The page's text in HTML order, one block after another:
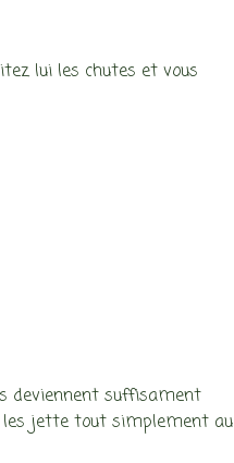
lui les chutes et vous
deviennent suffisament
les jette tout simplement au